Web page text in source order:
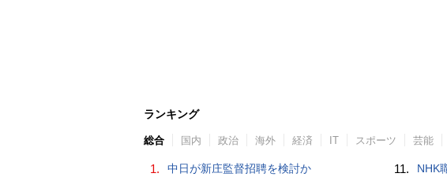
ランキング
総合 国内 政治 海外 経済 IT スポーツ 芸能
1. 中日が新庄監督招聘を検討か 11. NHK